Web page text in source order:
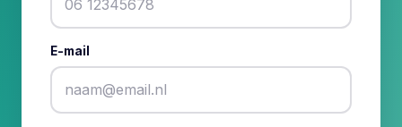
E-mail